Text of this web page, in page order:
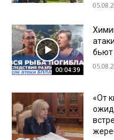
00:04:39
бьют
«От